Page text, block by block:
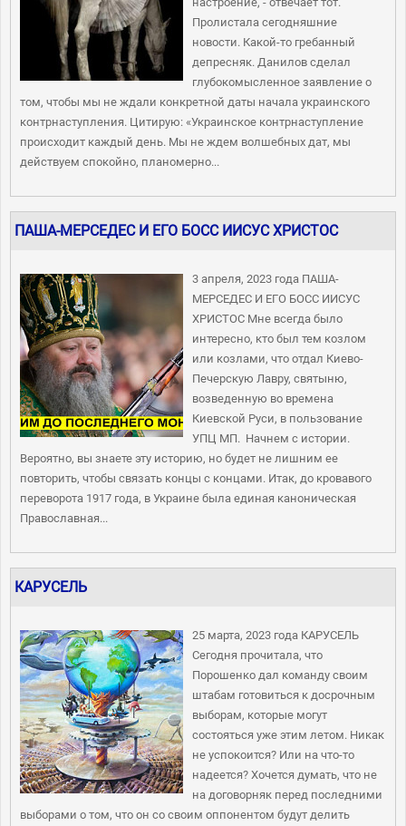
Пролистала сегодняшние
новости. Какой-то гребанный
депресняк. Данилов сделал
глубокомысленное заявление о
том, чтобы мы не ждали конкретной даты начала украинского
контрнаступления. Цитирую: «Украинское контрнаступление
происходит каждый день. Мы не ждем волшебных дат, мы
действуем спокойно, планомерно...
ПАША-МЕРСЕДЕС И ЕГО БОСС ИИСУС ХРИСТОС
3 апреля, 2023 года ПАША-
МЕРСЕДЕС И ЕГО БОСС ИИСУС
ХРИСТОС Мне всегда было
интересно, кто был тем козлом
или козлами, что отдал Киево-
Печерскую Лавру, святыню,
возведенную во времена
Киевской Руси, в пользование
УПЦ МП. Начнем с истории.
Вероятно, вы знаете эту историю, но будет не лишним ее
повторить, чтобы связать концы с концами. Итак, до кровавого
переворота 1917 года, в Украине была единая каноническая
Православная...
КАРУСЕЛЬ
25 марта, 2023 года КАРУСЕЛЬ
Сегодня прочитала, что
Порошенко дал команду своим
штабам готовиться к досрочным
выборам, которые могут
состояться уже этим летом. Никак
не успокоится? Или на что-то
надеется? Хочется думать, что не
на договорняк перед последними
выборами о том, что он со своим оппонентом будут делить